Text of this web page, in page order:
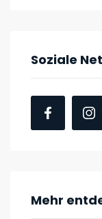
Soziale
Mehr